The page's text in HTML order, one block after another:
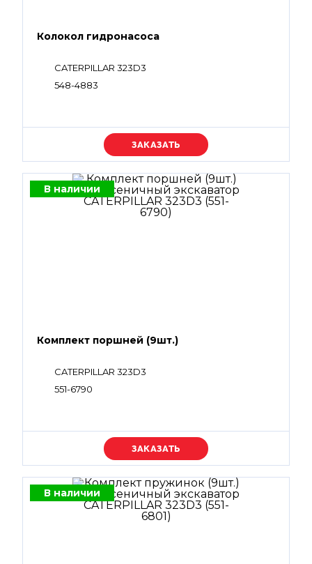
Колокол гидронасоса
CATERPILLAR 323D3
548-4883
Уточняйте цену
В наличии
Комплект поршней (9шт.)
CATERPILLAR 323D3
551-6790
Уточняйте цену
В наличии